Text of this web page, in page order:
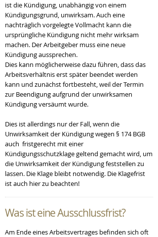
ist die Kündigung, unabhängig von einem
Kündigungsgrund, unwirksam. Auch eine
nachträglich vorgelegte Vollmacht kann die
ursprüngliche Kündigung nicht mehr wirksam
machen. Der Arbeitgeber muss eine neue
Kündigung aussprechen.
Dies kann möglicherweise dazu führen, dass das
Arbeitsverhältnis erst später beendet werden
kann und zunächst fortbesteht, weil der Termin
zur Beendigung aufgrund der unwirksamen
Kündigung versäumt wurde.
Dies ist allerdings nur der Fall, wenn die
Unwirksamkeit der Kündigung wegen § 174 BGB
auch fristgerecht mit einer
Kündigungsschutzklage geltend gemacht wird, um
die Unwirksamkeit der Kündigung feststellen zu
lassen. Die Klage bleibt notwendig. Die Klagefrist
ist auch hier zu beachten!
Was ist eineAusschlussfrist?
Am Ende eines Arbeitsvertrages befinden sich oft